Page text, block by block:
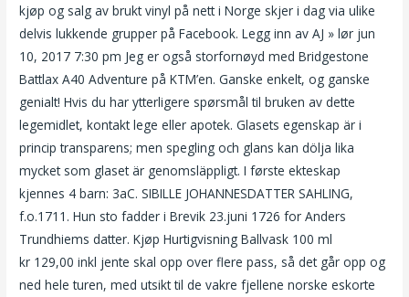
kjøp og salg av brukt vinyl på nett i Norge skjer i dag via ulike
delvis lukkende grupper på Facebook. Legg inn av AJ » lør jun
10, 2017 7:30 pm Jeg er også storfornøyd med Bridgestone
Battlax A40 Adventure på KTM’en. Ganske enkelt, og ganske
genialt! Hvis du har ytterligere spørsmål til bruken av dette
legemidlet, kontakt lege eller apotek. Glasets egenskap är i
princip transparens; men spegling och glans kan dölja lika
mycket som glaset är genomsläppligt. I første ekteskap
kjennes 4 barn: 3aC. SIBILLE JOHANNESDATTER SAHLING,
f.o.1711. Hun sto fadder i Brevik 23.juni 1726 for Anders
Trundhiems datter. Kjøp Hurtigvisning Ballvask 100 ml
kr 129,00 inkl jente skal opp over flere pass, så det går opp og
ned hele turen, med utsikt til de vakre fjellene norske eskorte